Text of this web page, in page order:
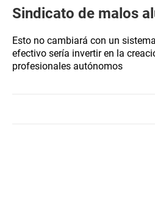
Sindicato de malos
Esto no cambiará con un
efectivo sería invertir en la
profesionales autónomos